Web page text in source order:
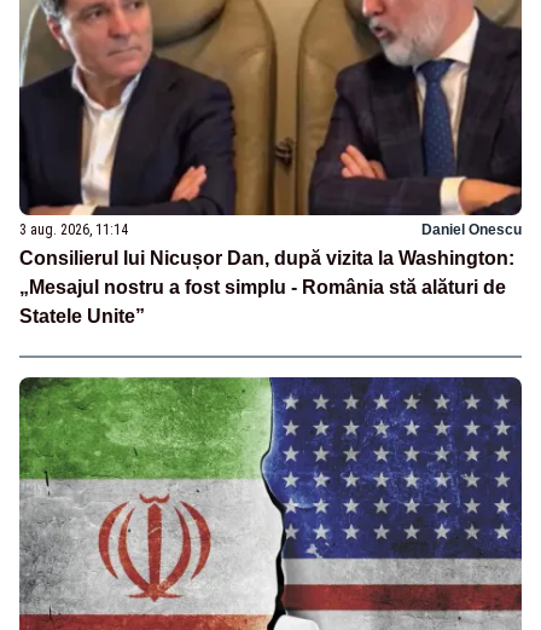
3 aug. 2026, 11:14 Daniel Onescu
Consilierul lui Nicușor Dan, după vizita la Washington:
„Mesajul nostru a fost simplu - România stă alături de
Statele Unite”